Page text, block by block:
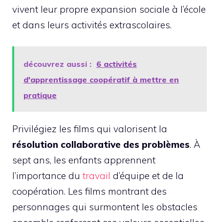
vivent leur propre expansion sociale à l’école
et dans leurs activités extrascolaires.
découvrez aussi : 6 activités
d'apprentissage coopératif à mettre en
pratique
Privilégiez les films qui valorisent la
résolution collaborative des problèmes. À
sept ans, les enfants apprennent
l’importance du travail d’équipe et de la
coopération. Les films montrant des
personnages qui surmontent les obstacles